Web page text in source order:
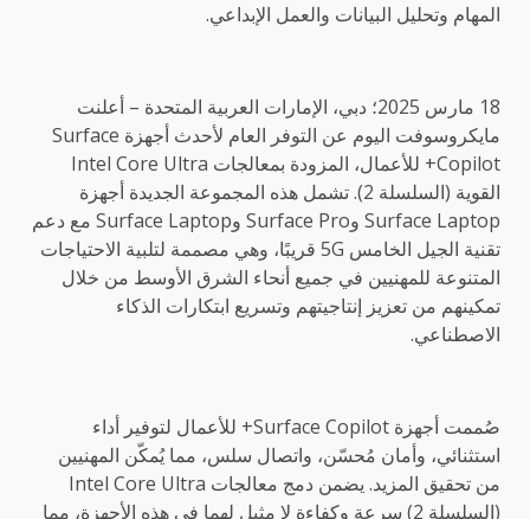
المهام وتحليل البيانات والعمل الإبداعي.
18 مارس 2025؛ دبي، الإمارات العربية المتحدة – أعلنت
مايكروسوفت اليوم عن التوفر العام لأحدث أجهزة Surface
Copilot+ للأعمال، المزودة بمعالجات Intel Core Ultra
القوية (السلسلة 2). تشمل هذه المجموعة الجديدة أجهزة
Surface Laptop وSurface Pro وSurface Laptop مع دعم
تقنية الجيل الخامس 5G قريبًا، وهي مصممة لتلبية الاحتياجات
المتنوعة للمهنيين في جميع أنحاء الشرق الأوسط من خلال
تمكينهم من تعزيز إنتاجيتهم وتسريع ابتكارات الذكاء
الاصطناعي.
صُممت أجهزة Surface Copilot+ للأعمال لتوفير أداء
استثنائي، وأمان مُحسّن، واتصال سلس، مما يُمكّن المهنيين
من تحقيق المزيد. يضمن دمج معالجات Intel Core Ultra
(السلسلة 2) سرعة وكفاءة لا مثيل لهما في هذه الأجهزة، مما